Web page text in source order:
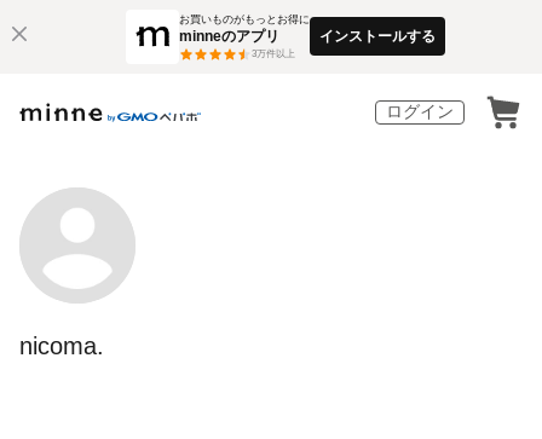
お買いものがもっとお得に
minneのアプリ
3万件以上
インストールする
ログイン
nicoma.